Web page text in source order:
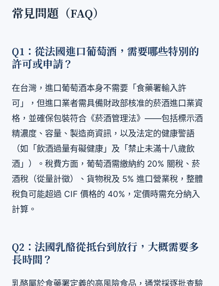
常見問題（FAQ）
Q1：從法國進口葡萄酒，需要哪些特別的
許可或申請？
在台灣，進口葡萄酒本身不需要「食藥署輸入許
可」，但進口業者需具備財政部核准的菸酒進口業資
格，並確保包裝符合《菸酒管理法》——包括標示酒
精濃度、容量、製造商資訊，以及法定的健康警語
（如「飲酒過量有礙健康」及「禁止未滿十八歲飲
酒」）。稅費方面，葡萄酒需繳納約 20% 關稅、菸
酒稅（從量計徵）、貨物稅及 5% 進口營業稅，整體
稅負可能超過 CIF 價格的 40%，定價時需充分納入
計算。
Q2：法國乳酪從抵台到放行，大概需要多
長時間？
乳酪屬於食藥署定義的高風險食品，通常採逐批查驗